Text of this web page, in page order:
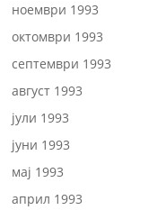
ноември 1993
октомври 1993
септември 1993
август 1993
јули 1993
јуни 1993
мај 1993
април 1993